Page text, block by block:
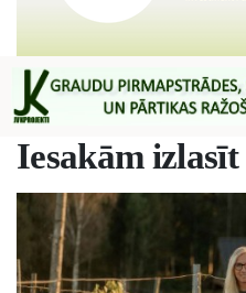
Iesakām izlasīt